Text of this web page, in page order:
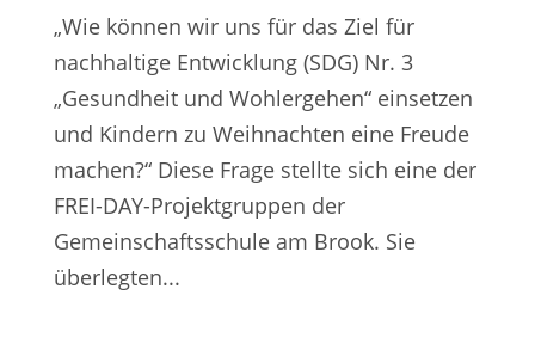
„Wie können wir uns für das Ziel für
nachhaltige Entwicklung (SDG) Nr. 3
„Gesundheit und Wohlergehen“ einsetzen
und Kindern zu Weihnachten eine Freude
machen?“ Diese Frage stellte sich eine der
FREI-DAY-Projektgruppen der
Gemeinschaftsschule am Brook. Sie
überlegten...